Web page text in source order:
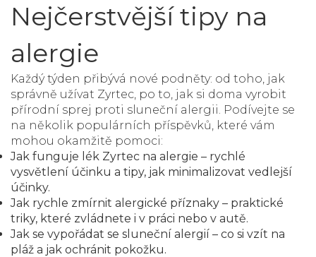
Nejčerstvější tipy na
alergie
Každý týden přibývá nové podněty: od toho, jak
správně užívat Zyrtec, po to, jak si doma vyrobit
přírodní sprej proti sluneční alergii. Podívejte se
na několik populárních příspěvků, které vám
mohou okamžitě pomoci:
Jak funguje lék Zyrtec na alergie – rychlé
vysvětlení účinku a tipy, jak minimalizovat vedlejší
účinky.
Jak rychle zmírnit alergické příznaky – praktické
triky, které zvládnete i v práci nebo v autě.
Jak se vypořádat se sluneční alergií – co si vzít na
pláž a jak ochránit pokožku.